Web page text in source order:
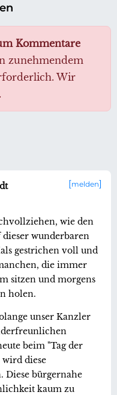
Kommentare
zunehmendem
Wir
melden
wie den
wunderbaren
gestrichen voll und
die immer
sitzen und morgens
holen.
unser Kanzler
beim "Tag der
wird diese
Diese bürgernahe
kaum zu